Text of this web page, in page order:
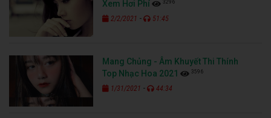
Xem Hơi Phí
3296
2/2/2021 - 51:45
Mang Chủng - Âm Khuyết Thi Thính
Top Nhạc Hoa 2021
3596
1/31/2021 - 44:34